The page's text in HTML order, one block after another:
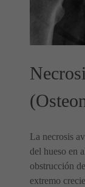
La necrosis
del hueso en
obstrucción
extremo